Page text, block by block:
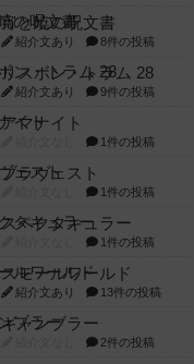
宵と暁の呪文書
紹介文あり 8件の投稿
リスボン・トラム 28
紹介文あり 9件の投稿
アマナイト
1件の投稿
ブラヴェスト
1件の投稿
スペクタキュラー
1件の投稿
スモールワールド
紹介文あり 13件の投稿
ギャンブラー
2件の投稿